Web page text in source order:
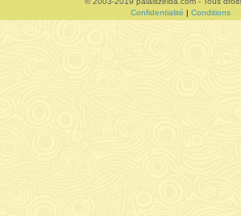
Confidentialité | Conditions